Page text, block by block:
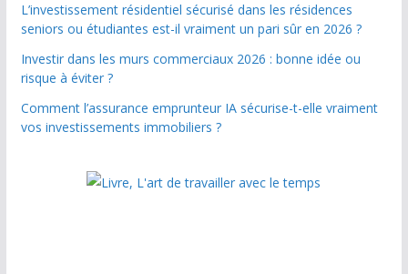
L’investissement résidentiel sécurisé dans les résidences
seniors ou étudiantes est-il vraiment un pari sûr en 2026 ?
Investir dans les murs commerciaux 2026 : bonne idée ou
risque à éviter ?
Comment l’assurance emprunteur IA sécurise-t-elle vraiment
vos investissements immobiliers ?